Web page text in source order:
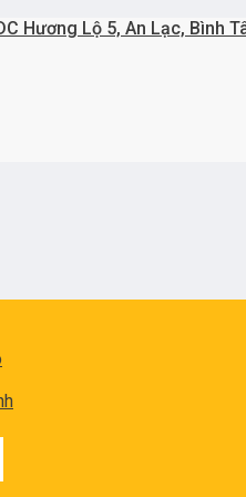
Hương Lộ 5, An Lạc, Bình